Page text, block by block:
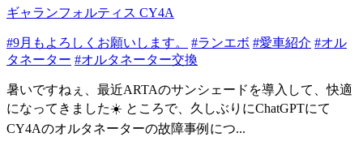
ギャランフォルティス CY4A
#9月もよろしくお願いします。 #ランエボ #愛車紹介 #オル
タネーター #オルタネーター交換
暑いですねぇ、最近ARTAのサンシェードを導入して、快適
になってきました☀️ ところで、久しぶりにChatGPTにて
CY4Aのオルタネーターの故障事例につ...